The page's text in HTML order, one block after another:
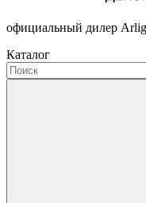
официальный дилер
Каталог